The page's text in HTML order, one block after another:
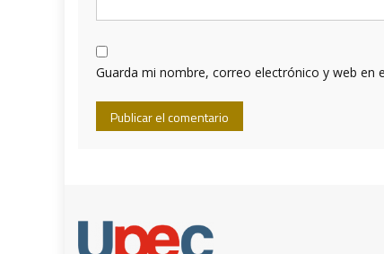
Guarda mi nombre, correo electrónico y web en